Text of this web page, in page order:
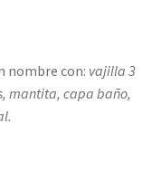
nombre con: vajilla 3
mantita, capa baño,